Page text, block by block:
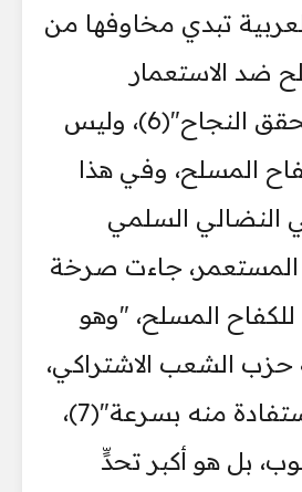
تبدي مخاوفها من
ضد الاستعمار
البريطاني لن يحقق النجاح"(6)، وليس
المسلح، وفي هذا
النضالي السلمي
جاءت صرخة
للكفاح المسلح، "وهو
حزب الشعب الاشتراكي،
ولم يستطع الاستفادة منه بسرعة"(7)،
بل هو أكبر تحدٍّ